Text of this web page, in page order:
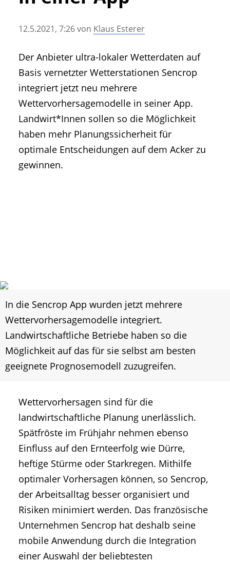
• Geschichte und Geschichten
• Messen und Veranstaltungen
• Agritechnica Neuheiten Archiv
• Artikel nach Hersteller/Marke
12.5.2021, 7:26von Klaus Esterer
Der Anbieter ultra-lokaler Wetterdaten auf
Basis vernetzter Wetterstationen Sencrop
integriert jetzt neu mehrere
Wettervorhersagemodelle in seiner App.
Landwirt*Innen sollen so die Möglichkeit
haben mehr Planungssicherheit für
optimale Entscheidungen auf dem Acker zu
gewinnen.
In die Sencrop App wurden jetzt mehrere
Wettervorhersagemodelle integriert.
Landwirtschaftliche Betriebe haben so die
Möglichkeit auf das für sie selbst am besten
geeignete Prognosemodell zuzugreifen.
Wettervorhersagen sind für die
landwirtschaftliche Planung unerlässlich.
Spätfröste im Frühjahr nehmen ebenso
Einfluss auf den Ernteerfolg wie Dürre,
heftige Stürme oder Starkregen. Mithilfe
optimaler Vorhersagen können, so Sencrop,
der Arbeitsalltag besser organisiert und
Risiken minimiert werden. Das französische
Unternehmen Sencrop hat deshalb seine
mobile Anwendung durch die Integration
einer Auswahl der beliebtesten